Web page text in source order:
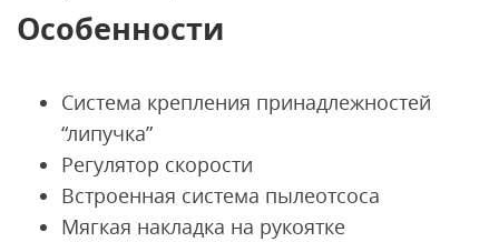
Особенности
Система крепления принадлежностей
“липучка”
Регулятор скорости
Встроенная система пылеотсоса
Мягкая накладка на рукоятке